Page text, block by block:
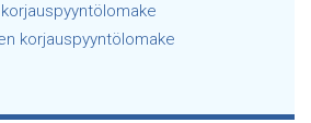
korjauspyyntölomake